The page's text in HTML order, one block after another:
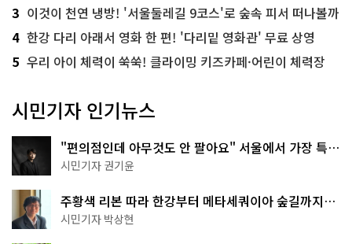
3 이것이 천연 냉방! '서울둘레길 9코스'로 숲속 피서 떠나볼까
4 한강 다리 아래서 영화 한 편! '다리밑 영화관' 무료 상영
5 우리 아이 체력이 쑥쑥! 클라이밍 키즈카페·어린이 체력장
시민기자 인기뉴스
"편의점인데 아무것도 안 팔아요" 서울에서 가장 특별
한 편의점의 정체
시민기자 권기윤
주황색 리본 따라 한강부터 메타세쿼이아 숲길까지…
서울둘레길 15코스
시민기자 박상현